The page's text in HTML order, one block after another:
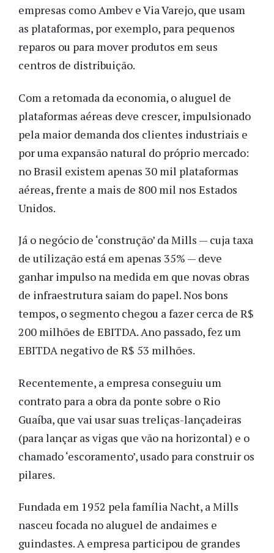
empresas como Ambev e Via Varejo, que usam
as plataformas, por exemplo, para pequenos
reparos ou para mover produtos em seus
centros de distribuição.
Com a retomada da economia, o aluguel de
plataformas aéreas deve crescer, impulsionado
pela maior demanda dos clientes industriais e
por uma expansão natural do próprio mercado:
no Brasil existem apenas 30 mil plataformas
aéreas, frente a mais de 800 mil nos Estados
Unidos.
Já o negócio de ‘construção’ da Mills — cujataxa
de utilização está em apenas 35% — deve
ganhar impulso na medida em que novas obras
de infraestrutura saiam do papel.Nos bons
tempos, o segmento chegou a fazer cerca de R$
200 milhões de EBITDA. Ano passado, fez um
EBITDA negativo de R$ 53 milhões.
Recentemente, a empresa conseguiu um
contrato para a obra da ponte sobre o Rio
Guaíba, que vai usar suas treliças-lançadeiras
(para lançar as vigas que vão na horizontal) e o
chamado ‘escoramento’, usado para construir os
pilares.
Fundada em 1952 pela família Nacht, a Mills
nasceu focada no aluguel de andaimes e
guindastes. A empresa participou de grandes